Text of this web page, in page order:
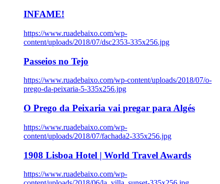
INFAME!
https://www.ruadebaixo.com/wp-
content/uploads/2018/07/dsc2353-335x256.jpg
Passeios no Tejo
https://www.ruadebaixo.com/wp-content/uploads/2018/07/o-
prego-da-peixaria-5-335x256.jpg
O Prego da Peixaria vai pregar para Algés
https://www.ruadebaixo.com/wp-
content/uploads/2018/07/fachada2-335x256.jpg
1908 Lisboa Hotel | World Travel Awards
https://www.ruadebaixo.com/wp-